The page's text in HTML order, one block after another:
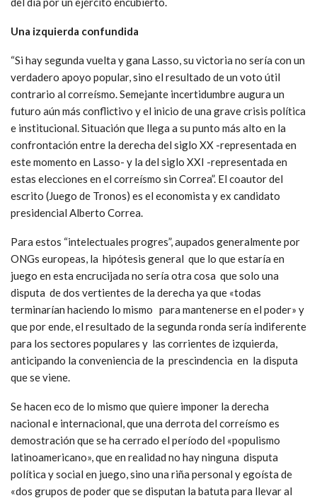
neoliberalismo.
En su libroLa internacional del terror mediático
uruguayo Aram Aharonian explica que estas maniobras son
características de la llamada guerra de cuarta generación
(4GW), organizadas “a partir de la colonización mental para
dominar una sociedad”, con soldados que “ya no son expertos
militares, sino expertos comunicacionales en insurgencia y
contrainsurgencia, que sustituyen las operaciones militares por
las operaciones psicológicas”, y donde las balas ceden su lugar
a las consignas mediáticas bombardeadas durante las 24 horas
del día por un ejército encubierto.
Una izquierda confundida
“Si hay segunda vuelta y gana Lasso, su victoria no sería con un
verdadero apoyo popular, sino el resultado de un voto útil
contrario al correísmo. Semejante incertidumbre augura un
futuro aún más conflictivo y el inicio de una grave crisis política
e institucional. Situación que llega a su punto más alto en la
confrontación entre la derecha del siglo XX -representada en
este momento en Lasso- y la del siglo XXI -representada en
estas elecciones en el correísmo sin Correa”. El coautor del
escrito (Juego de Tronos) es el economista y ex candidato
Para estos “intelectuales progres”, aupados generalmente por
ONGs europeas, la hipótesis general que lo que estaría en
juego en esta encrucijada no sería otra cosa que solo una
disputa de dos vertientes de la derecha ya que «todas
terminarían haciendo lo mismo para mantenerse en el poder» y